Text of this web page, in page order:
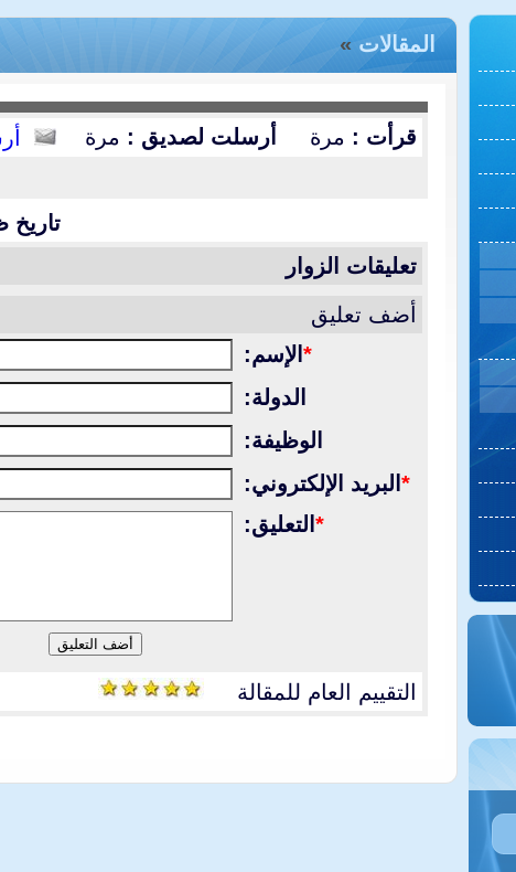
المقالات »
قرأت : مرة أرسلت لصديق : مرة
تاريخ
تعليقات الزوار
أضف تعليق
* الإسم:
الدولة:
الوظيفة:
* البريد الإلكتروني:
* التعليق:
التقييم العام للمقالة